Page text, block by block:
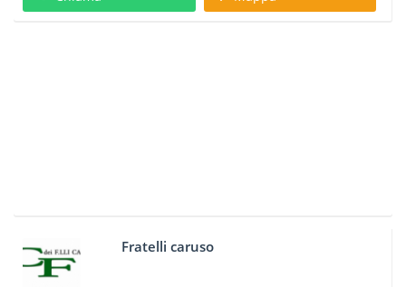
Fratelli caruso